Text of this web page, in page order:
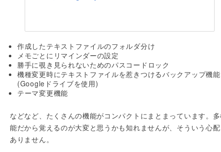
作成したテキストファイルのフォルダ分け
メモごとにリマインダーの設定
勝手に覗き見られないためのパスコードロック
機種変更時にテキストファイルを惹きつけるバックアップ機能
(Googleドライブを使用)
テーマ変更機能
などなど、たくさんの機能がコンパクトにまとまっています。
能だから覚えるのが大変と思うかも知れませんが、そういう心
ありません。